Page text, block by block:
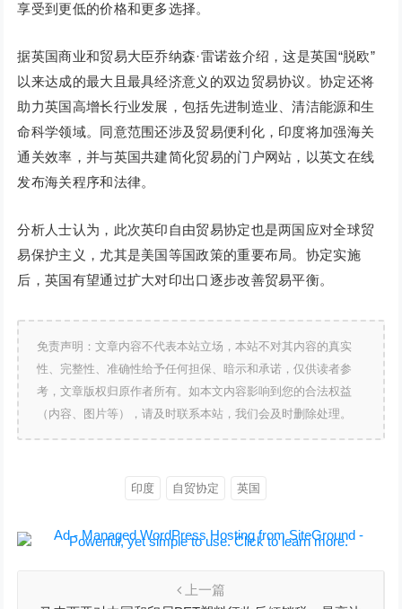
享受到更低的价格和更多选择。
据英国商业和贸易大臣乔纳森·雷诺兹介绍，这是英国“脱欧”
以来达成的最大且最具经济意义的双边贸易协议。协定还将
助力英国高增长行业发展，包括先进制造业、清洁能源和生
命科学领域。同意范围还涉及贸易便利化，印度将加强海关
通关效率，并与英国共建简化贸易的门户网站，以英文在线
发布海关程序和法律。
分析人士认为，此次英印自由贸易协定也是两国应对全球贸
易保护主义，尤其是美国等国政策的重要布局。协定实施
后，英国有望通过扩大对印出口逐步改善贸易平衡。
免责声明：文章内容不代表本站立场，本站不对其内容的真实
性、完整性、准确性给予任何担保、暗示和承诺，仅供读者参
考，文章版权归原作者所有。如本文内容影响到您的合法权益
（内容、图片等），请及时联系本站，我们会及时删除处理。
印度 自贸协定 英国
上一篇